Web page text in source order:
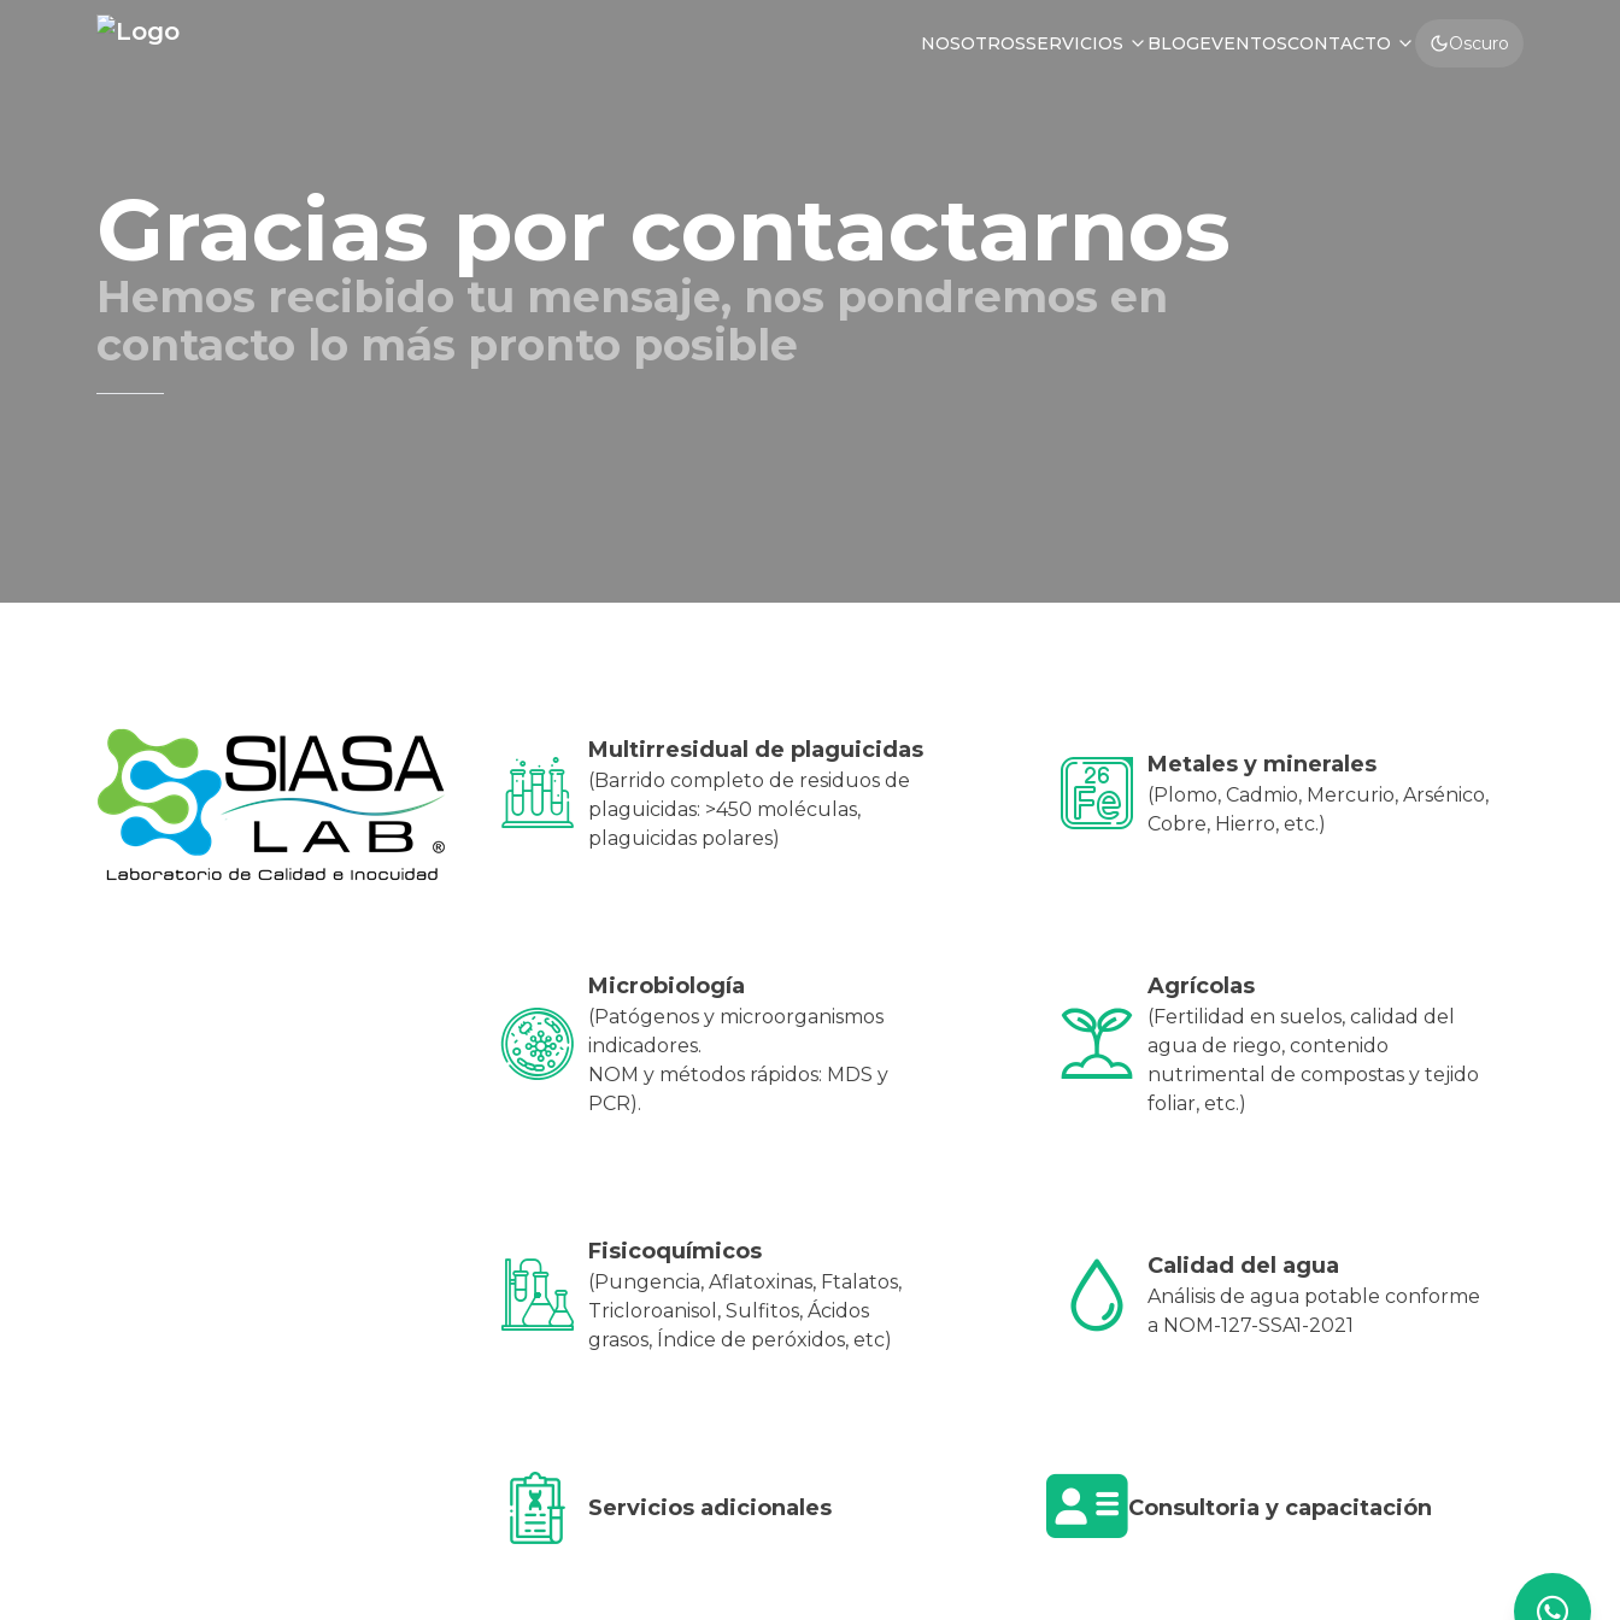
NOSOTROSSERVICIOS BLOGEVENTOSCONTACTO Oscuro
Gracias por contactarnos
Hemos recibido tu mensaje, nos pondremos en
contacto lo más pronto posible
Multirresidual de plaguicidas
(Barrido completo de residuos de
plaguicidas: >450 moléculas,
plaguicidas polares)
Metales y minerales
(Plomo, Cadmio, Mercurio, Arsénico,
Cobre, Hierro, etc.)
Microbiología
(Patógenos y microorganismos
indicadores.
NOM y métodos rápidos: MDS y
PCR).
Agrícolas
(Fertilidad en suelos, calidad del
agua de riego, contenido
nutrimental de compostas y tejido
foliar, etc.)
Fisicoquímicos
(Pungencia, Aflatoxinas, Ftalatos,
Tricloroanisol, Sulfitos, Ácidos
grasos, Índice de peróxidos, etc)
Calidad del agua
Análisis de agua potable conforme
a NOM-127-SSA1-2021
Servicios adicionales Consultoria y capacitación